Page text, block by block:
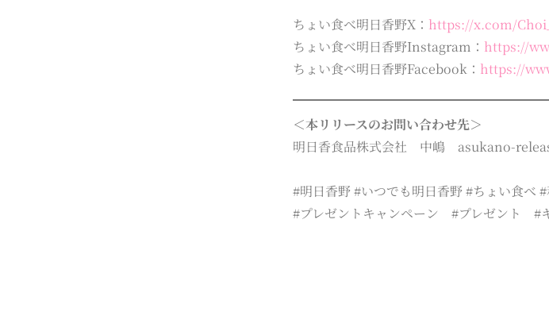
ちょい食べ明日香野X： https://x.com/
ちょい食べ明日香野Instagram： https://
ちょい食べ明日香野Facebook： https://
＜本リリースのお問い合わせ先＞
明日香食品株式会社 中嶋 asukano-
#明日香野 #いつでも明日香野 #ちょい食べ
#プレゼントキャンペーン #プレゼント #